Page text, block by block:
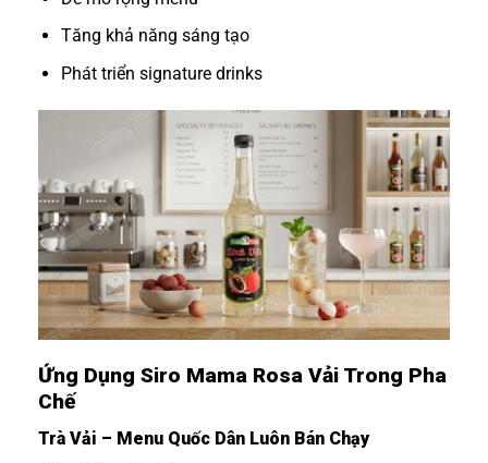
Tăng khả năng sáng tạo
Phát triển signature drinks
Ứng Dụng Siro Mama Rosa Vải Trong Pha
Chế
Trà Vải – Menu Quốc Dân Luôn Bán Chạy